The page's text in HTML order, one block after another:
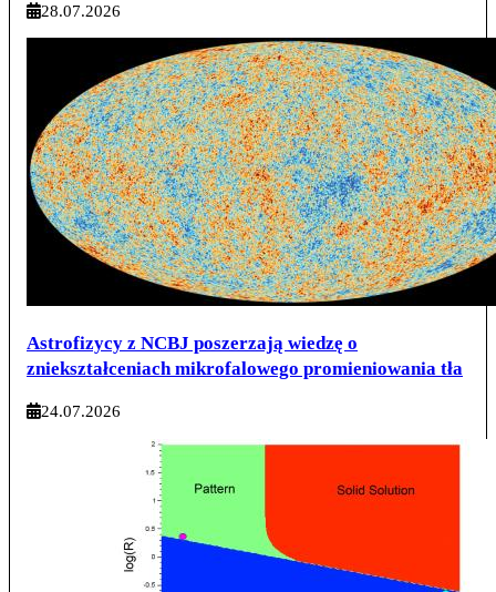
28.07.2026
Astrofizycy z NCBJ poszerzają wiedzę o
zniekształceniach mikrofalowego promieniowania tła
24.07.2026